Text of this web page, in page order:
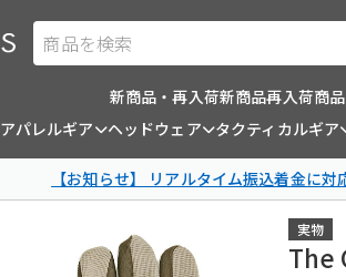
商品を検索
新商品・再入荷新商品再入荷商品
アパレルギア ヘッドウェア タクティカルギア
【お知らせ】 リアルタイム振込着金に
実物
The